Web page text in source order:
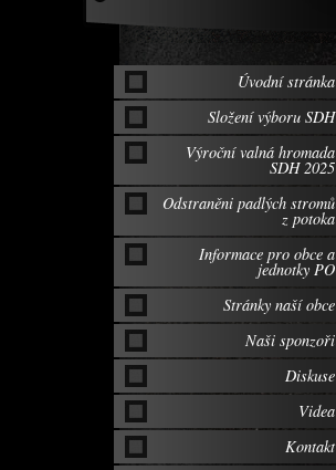
Úvodní stránka
Složení výboru SDH
Výroční valná hromada
SDH 2025
Odstraněni padlých stromů
z potoka
Informace pro obce a
jednotky PO
Stránky naší obce
Naši sponzoři
Diskuse
Videa
Kontakt